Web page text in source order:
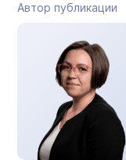
Автор публикации